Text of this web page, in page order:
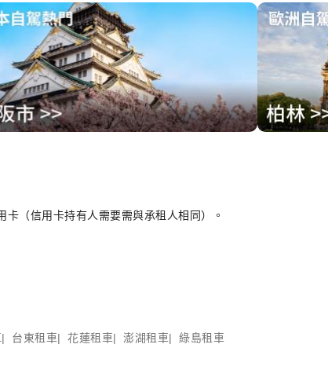
（信用卡持有人需要需與承租人相同）。
台東租車 花蓮租車 澎湖租車 綠島租車